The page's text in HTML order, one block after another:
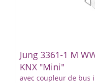
Jung 3361-1 M
KNX "Mini"
avec coupleur de bus